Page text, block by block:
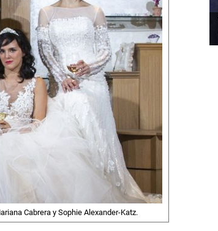
Cabrera y Sophie Alexander-Katz.